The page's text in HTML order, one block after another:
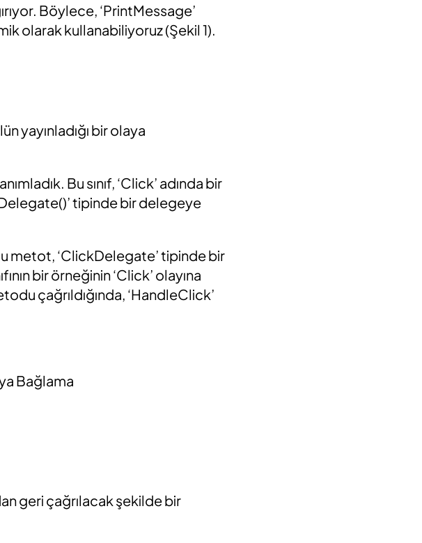
Böylece, ‘PrintMessage’
olarak kullanabiliyoruz (Şekil 1).
yayınladığı bir olaya
Bu sınıf, ‘Click’ adında bir
tipinde bir delegeye
metot, ‘ClickDelegate’ tipinde bir
bir örneğinin ‘Click’ olayına
çağrıldığında, ‘HandleClick’
Bağlama
geri çağrılacak şekilde bir